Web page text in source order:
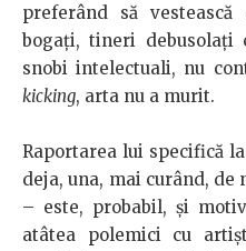
preferând să
bogaţi, tineri debusolaţi
snobi intelectuali, nu
kicking, arta nu a murit.
Raportarea lui specifică
deja, una, mai curând,
– este, probabil, şi
atâtea polemici cu